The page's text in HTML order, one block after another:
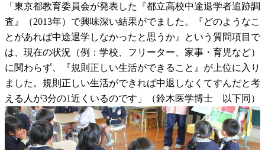
「東京都教育委員会が発表した『都立高校中途退学者追跡調
査』（2013年）で興味深い結果がでました。『どのようなこ
とがあれば中途退学しなかったと思うか』という質問項目で
は、現在の状況（例：学校、フリーター、家事・育児など）
に関わらず、『規則正しい生活ができること』が上位に入り
ました。規則正しい生活ができれば中退しなくてすんだと考
える人が3分の1近くいるのです」（鈴木医学博士 以下同）